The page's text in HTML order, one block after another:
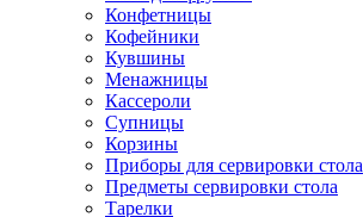
Конфетницы
Кофейники
Кувшины
Менажницы
Кассероли
Супницы
Корзины
Приборы для сервировки стола
Предметы сервировки стола
Тарелки